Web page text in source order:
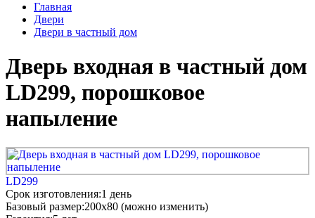
Главная
Двери
Двери в частный дом
Дверь входная в частный дом
LD299, порошковое
напыление
LD299
Срок изготовления:1 день
Базовый размер:200x80 (можно изменить)